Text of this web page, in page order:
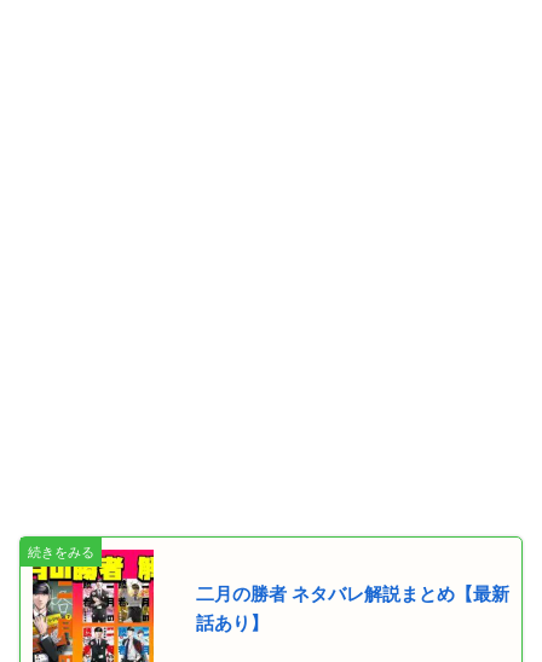
二月の勝者 ネタバレ解説まとめ【最新
話あり】